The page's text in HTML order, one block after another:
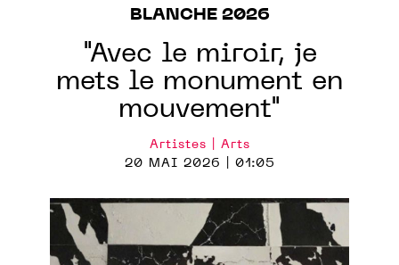
BLANCHE 2026
"Avec le miroir, je
mets le monument en
mouvement"
Artistes | Arts
20 MAI 2026 | 01:05